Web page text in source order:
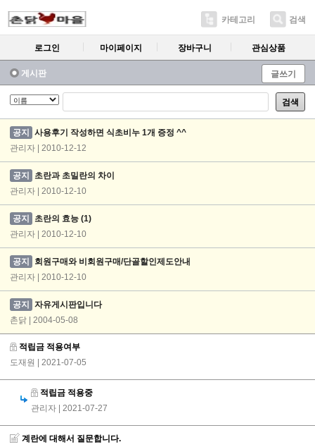
카테고리 검색
로그인 마이페이지 장바구니 관심상품
게시판 글쓰기
검색
공지
사용후기 작성하면 식초비누 1개 증정 ^^
관리자 | 2010-12-12
공지
초란과 초밀란의 차이
관리자 | 2010-12-10
공지 초란의 효능 (1)
관리자 | 2010-12-10
공지
회원구매와 비회원구매/단골할인제도안내
관리자 | 2010-12-10
공지
자유게시판입니다
촌닭 | 2004-05-08
적립금 적용여부
도재원
| 2021-07-05
적립금 적용중
관리자
| 2021-07-27
계란에 대해서 질문합니다.